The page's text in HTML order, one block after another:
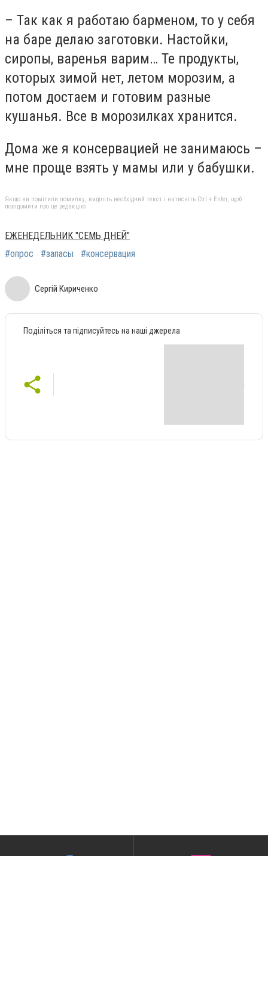
– Так как я работаю барменом, то у себя
на баре делаю заготовки. Настойки,
сиропы, варенья варим… Те продукты,
которых зимой нет, летом морозим, а
потом достаем и готовим разные
кушанья. Все в морозилках хранится.
Дома же я консервацией не занимаюсь –
мне проще взять у мамы или у бабушки.
Якщо ви помітили помилку, виділіть необхідний текст і натисніть Ctrl + Enter, щоб
повідомити про це редакцію
ЕЖЕНЕДЕЛЬНИК "СЕМЬ ДНЕЙ"
#опрос
#запасы #консервация
Сергій Кириченко
Поділіться та підписуйтесь на наші джерела